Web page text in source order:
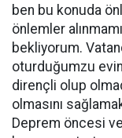
ben bu konuda
önlemler
bekliyorum.
oturduğumzu
dirençli olup
olmasını
Deprem öncesi